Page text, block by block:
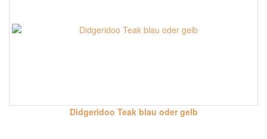
Didgeridoo Teak blau oder gelb